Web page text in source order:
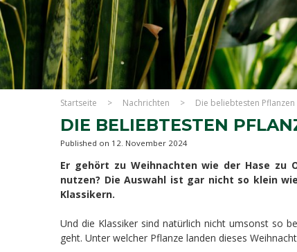
Startseite > Nachrichten > Die beliebtesten
DIE BELIEBTESTEN
Published on 12. November 2024
Er gehört zu Weihnachten wie der Hase zu
nutzen? Die Auswahl ist gar nicht so klein
Klassikern.
Und die Klassiker sind natürlich nicht umsonst so
geht. Unter welcher Pflanze landen dieses